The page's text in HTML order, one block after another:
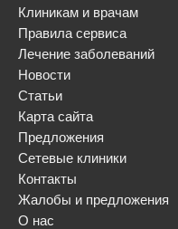
Клиникам и врачам
Правила сервиса
Лечение заболеваний
Новости
Статьи
Карта сайта
Предложения
Сетевые клиники
Контакты
Жалобы и предложения
О нас